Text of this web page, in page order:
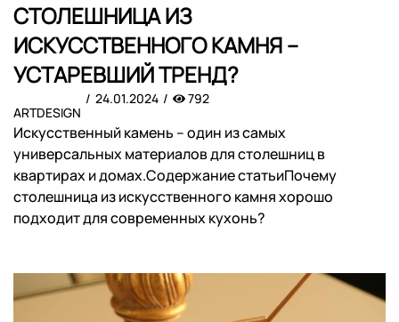
СТОЛЕШНИЦА ИЗ
ИСКУССТВЕННОГО КАМНЯ –
УСТАРЕВШИЙ ТРЕНД?
ARTDESIGN
24.01.2024 792
Искусственный камень – один из самых
универсальных материалов для столешниц в
квартирах и домах.Содержание статьиПочему
столешница из искусственного камня хорошо
подходит для современных кухонь?